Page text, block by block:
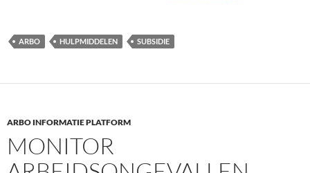
ARBO HULPMIDDELEN SUBSIDIE
ARBO INFORMATIE PLATFORM
MONITOR